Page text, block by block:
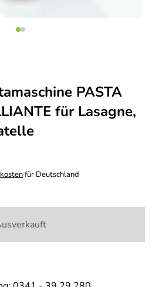
PASTA
für Lasagne,
für Deutschland